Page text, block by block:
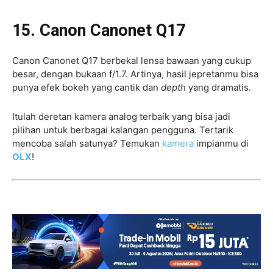
15. Canon Canonet Q17
Canon Canonet Q17 berbekal lensa bawaan yang cukup
besar, dengan bukaan f/1.7. Artinya, hasil jepretanmu bisa
punya efek bokeh yang cantik dan depth yang dramatis.
Itulah deretan kamera analog terbaik yang bisa jadi
pilihan untuk berbagai kalangan pengguna. Tertarik
mencoba salah satunya? Temukan kamera impianmu di
OLX!